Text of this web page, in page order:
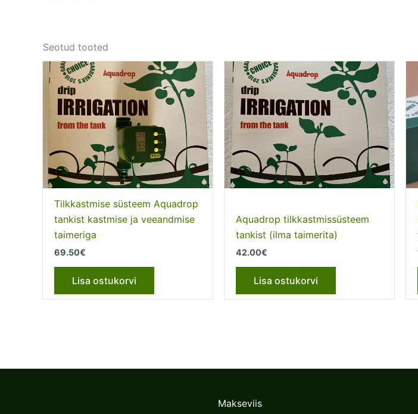
Seotud tooted
Tilkkastmise süsteem Aquadrop
tankist kastmise ja veeandmise
taimeriga
69.50€
Lisa ostukorvi
Aquadrop tilkkastmissüsteem
tankist (ilma taimerita)
42.00€
Lisa ostukorvi
Makseviis